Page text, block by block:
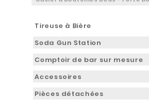
Tireuse à Bière
Soda Gun Station
Comptoir de bar sur mesure
Accessoires
Pièces détachées